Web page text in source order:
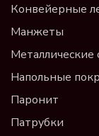
Конвейерные
Манжеты
Металлические
Напольные
Паронит
Патрубки